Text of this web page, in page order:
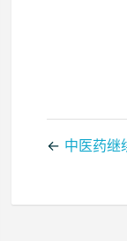
← 中医药继